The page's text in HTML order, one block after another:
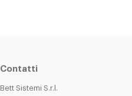
Contatti
Bett Sistemi S.r.l.